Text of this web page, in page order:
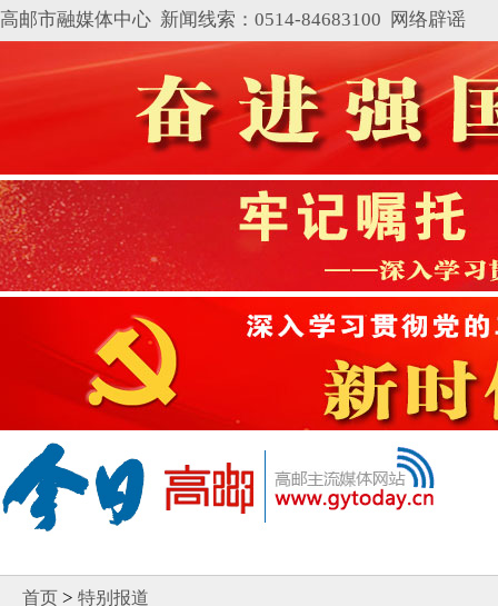
高邮市融媒体中心 新闻线索：0514-84683100 网络辟谣
首页 > 特别报道